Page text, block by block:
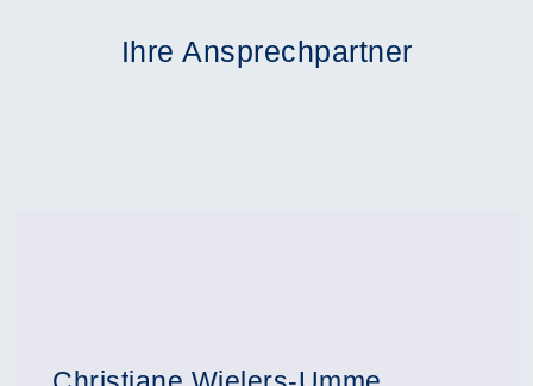
Ihre Ansprechpartner